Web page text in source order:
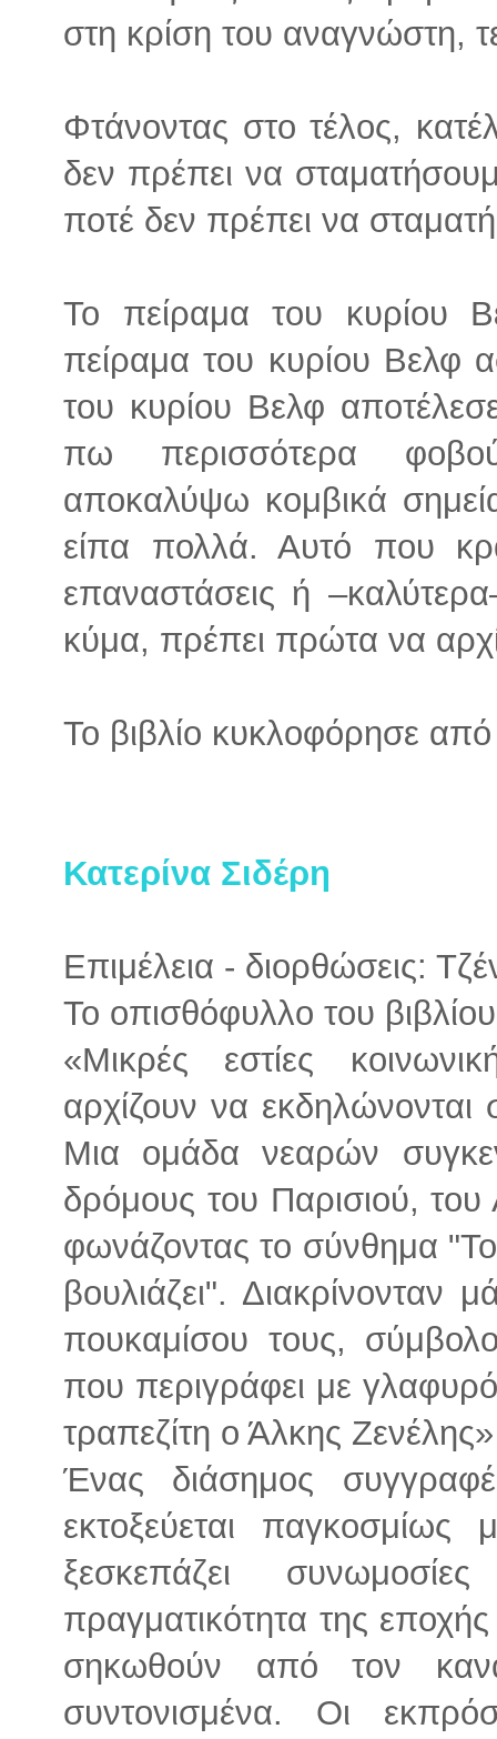
στη κρίση του αναγνώστη,
Φτάνοντας στο τέλος,
δεν πρέπει να
ποτέ δεν πρέπει να
Το πείραμα του κυρίου
πείραμα του κυρίου Βελφ
του κυρίου Βελφ
πω περισσότερα
αποκαλύψω κομβικά
είπα πολλά. Αυτό που
επαναστάσεις ή
κύμα, πρέπει πρώτα να
Το βιβλίο κυκλοφόρησε από
Κατερίνα Σιδέρη
Επιμέλεια - διορθώσεις:
Το οπισθόφυλλο του
«Μικρές εστίες
αρχίζουν να
Μια ομάδα νεαρών
δρόμους του Παρισιού,
φωνάζοντας το σύνθημα
βουλιάζει". Διακρίνονταν
πουκαμίσου τους,
που περιγράφει με
τραπεζίτη ο Άλκης
Ένας διάσημος
εκτοξεύεται
ξεσκεπάζει
πραγματικότητα της
σηκωθούν από τον
συντονισμένα. Οι